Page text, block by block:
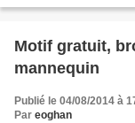
Motif gratuit,
mannequin
Publié le 04/08/2014 à
Par eoghan